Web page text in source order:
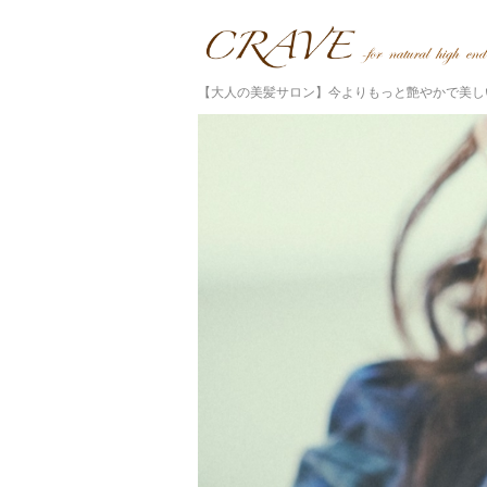
【大人の美髪サロン】今よりもっと艶やかで美